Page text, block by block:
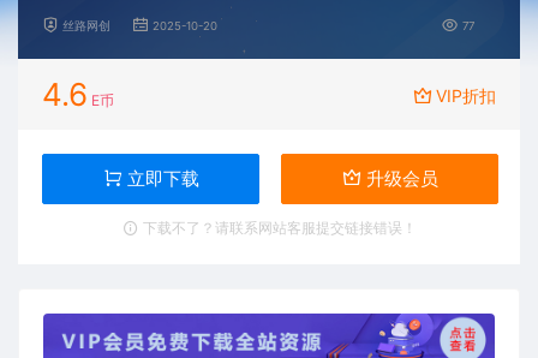
丝路网创 2025-10-20 77
4.6 E币 VIP折扣
立即下载 升级会员
下载不了？请联系网站客服提交链接错误！